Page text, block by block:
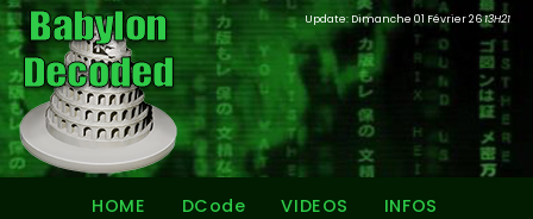
Update: Dimanche 01 Février 2613H21
HOME DCode VIDEOS INFOS